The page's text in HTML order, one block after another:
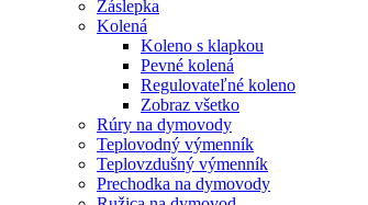
Záslepka
Kolená
Koleno s klapkou
Pevné kolená
Regulovateľné koleno
Zobraz všetko
Rúry na dymovody
Teplovodný výmenník
Teplovzdušný výmenník
Prechodka na dymovody